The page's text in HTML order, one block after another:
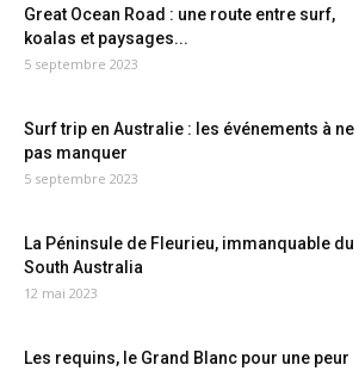
Great Ocean Road : une route entre surf,
koalas et paysages...
5 septembre 2023
Surf trip en Australie : les événements à ne
pas manquer
5 septembre 2023
La Péninsule de Fleurieu, immanquable du
South Australia
12 mai 2023
Les requins, le Grand Blanc pour une peur